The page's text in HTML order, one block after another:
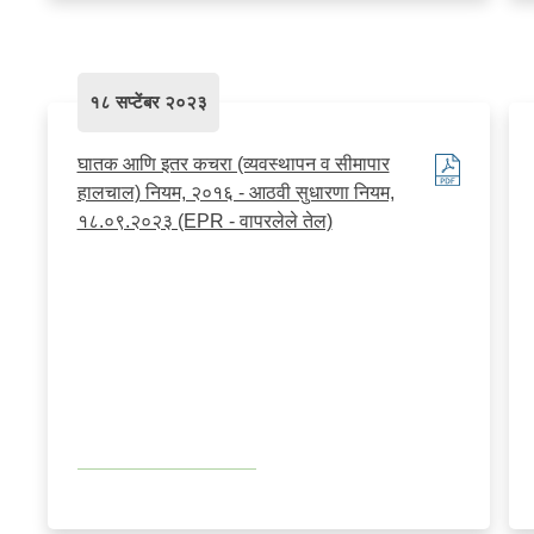
१८ सप्टेंबर २०२३
घातक आणि इतर कचरा (व्यवस्थापन व सीमापार
हालचाल) नियम, २०१६ - आठवी सुधारणा नियम,
१८.०९.२०२३ (EPR - वापरलेले तेल)